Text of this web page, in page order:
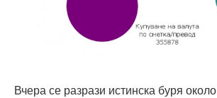
Вчера се разрази истинска буря